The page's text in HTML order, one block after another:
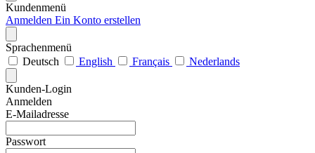
Kundenmenü
Anmelden Ein Konto erstellen
Sprachenmenü
Deutsch
English Français Nederlands
Kunden-Login
Anmelden
E-Mailadresse
Passwort